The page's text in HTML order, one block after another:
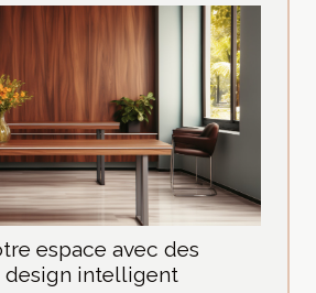
espace avec des
design intelligent